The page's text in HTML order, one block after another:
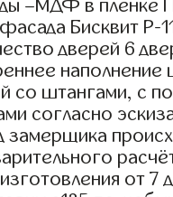
–МДФ в пленке
Бисквит Р-
дверей 6
со штангами, с
согласно
замерщика
от 7